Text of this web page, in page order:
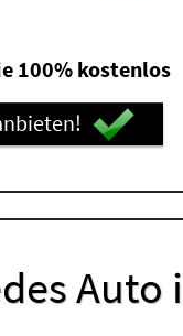
100% kostenlos